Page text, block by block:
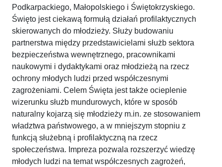
Podkarpackiego, Małopolskiego i Świętokrzyskiego.
Święto jest ciekawą formułą działań profilaktycznych
skierowanych do młodzieży. Służy budowaniu
partnerstwa między przedstawicielami służb sektora
bezpieczeństwa wewnętrznego, pracownikami
naukowymi i dydaktykami oraz młodzieżą na rzecz
ochrony młodych ludzi przed współczesnymi
zagrożeniami. Celem Święta jest także ocieplenie
wizerunku służb mundurowych, które w sposób
naturalny kojarzą się młodzieży m.in. ze stosowaniem
władztwa państwowego, a w mniejszym stopniu z
funkcją służebną i profilaktyczną na rzecz
społeczeństwa. Impreza pozwala rozszerzyć wiedzę
młodych ludzi na temat współczesnych zagrożeń,